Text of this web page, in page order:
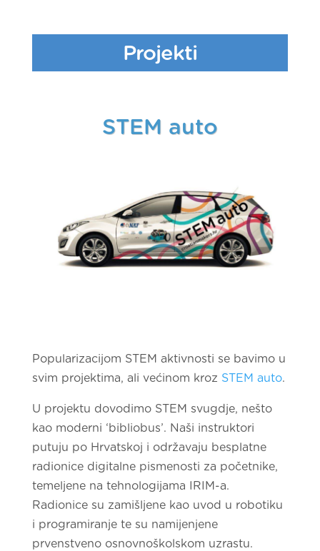
Projekti
STEM auto
Popularizacijom STEM aktivnosti se bavimo u
svim projektima, ali većinom kroz STEM auto.
U projektu dovodimo STEM svugdje, nešto
kao moderni ‘bibliobus’. Naši instruktori
putuju po Hrvatskoj i održavaju besplatne
radionice digitalne pismenosti za početnike,
temeljene na tehnologijama IRIM-a.
Radionice su zamišljene kao uvod u robotiku
i programiranje te su namijenjene
prvenstveno osnovnoškolskom uzrastu.